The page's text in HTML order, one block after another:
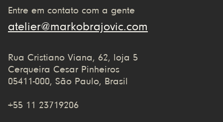
Entre em contato com a gente
atelier@markobrajovic.com
Rua Cristiano Viana, 62, loja 5
Cerqueira Cesar Pinheiros
05411-000, São Paulo, Brasil
+55 11 23719206